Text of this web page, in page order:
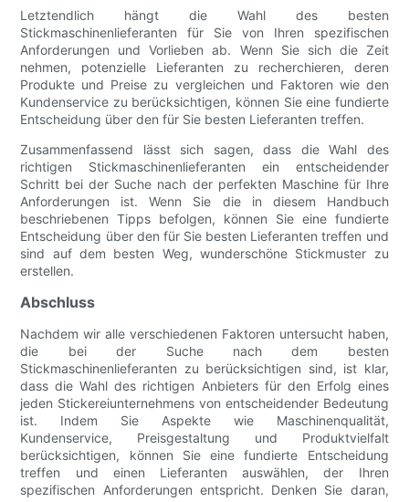
Letztendlich hängt die Wahl des besten
Stickmaschinenlieferanten für Sie von Ihren spezifischen
Anforderungen und Vorlieben ab. Wenn Sie sich die Zeit
nehmen, potenzielle Lieferanten zu recherchieren, deren
Produkte und Preise zu vergleichen und Faktoren wie den
Kundenservice zu berücksichtigen, können Sie eine fundierte
Entscheidung über den für Sie besten Lieferanten treffen.
Zusammenfassend lässt sich sagen, dass die Wahl des
richtigen Stickmaschinenlieferanten ein entscheidender
Schritt bei der Suche nach der perfekten Maschine für Ihre
Anforderungen ist. Wenn Sie die in diesem Handbuch
beschriebenen Tipps befolgen, können Sie eine fundierte
Entscheidung über den für Sie besten Lieferanten treffen und
sind auf dem besten Weg, wunderschöne Stickmuster zu
erstellen.
Abschluss
Nachdem wir alle verschiedenen Faktoren untersucht haben,
die bei der Suche nach dem besten
Stickmaschinenlieferanten zu berücksichtigen sind, ist klar,
dass die Wahl des richtigen Anbieters für den Erfolg eines
jeden Stickereiunternehmens von entscheidender Bedeutung
ist. Indem Sie Aspekte wie Maschinenqualität,
Kundenservice, Preisgestaltung und Produktvielfalt
berücksichtigen, können Sie eine fundierte Entscheidung
treffen und einen Lieferanten auswählen, der Ihren
spezifischen Anforderungen entspricht. Denken Sie daran,